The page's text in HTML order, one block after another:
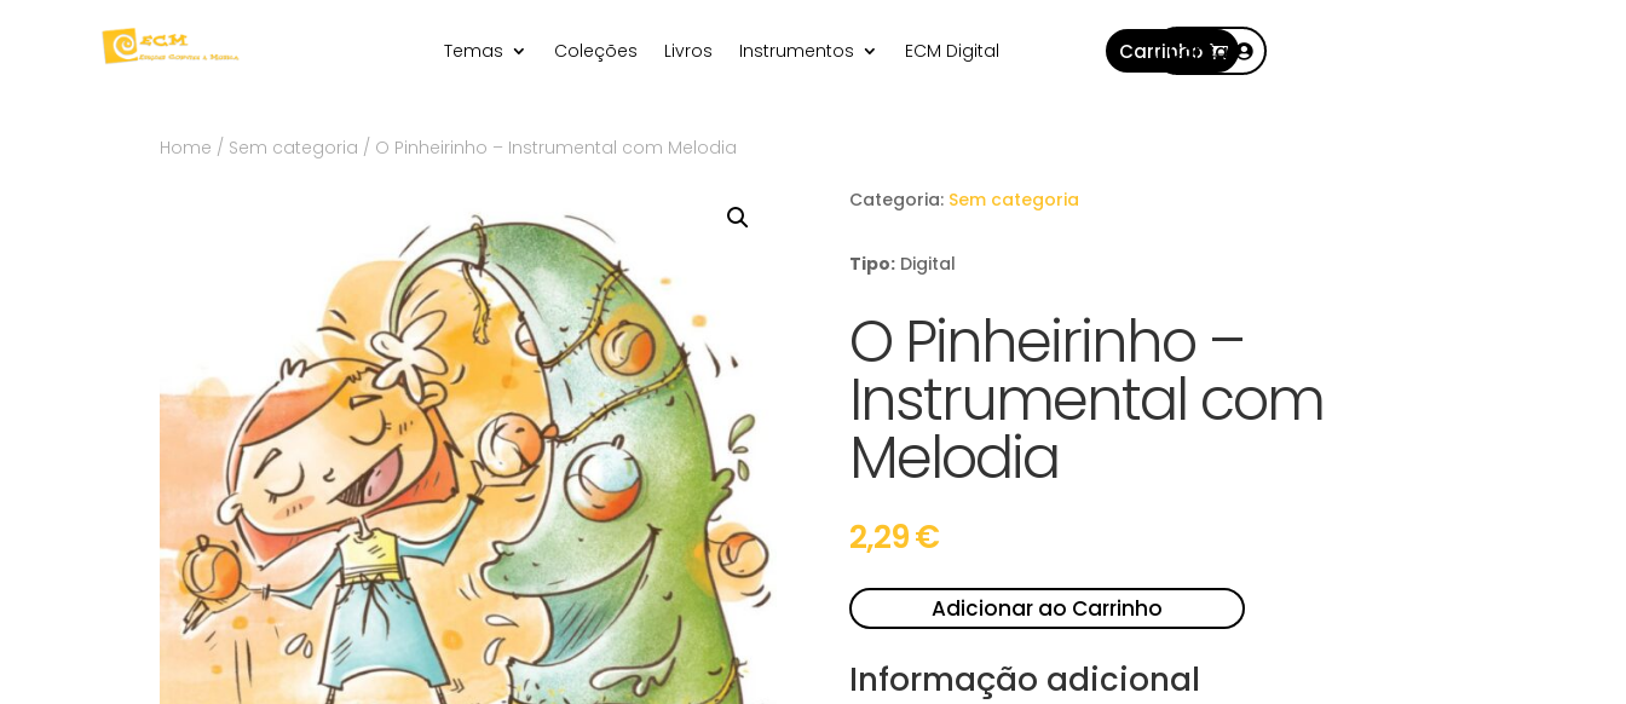
Temas Coleções Livros Instrumentos ECM Digital Carrinho
Conta
Home / Sem categoria / O Pinheirinho – Instrumental com Melodia
Categoria: Sem categoria
Tipo: Digital
O Pinheirinho –
Instrumental com
Melodia
2,29€
Adicionar ao Carrinho
Informação adicional